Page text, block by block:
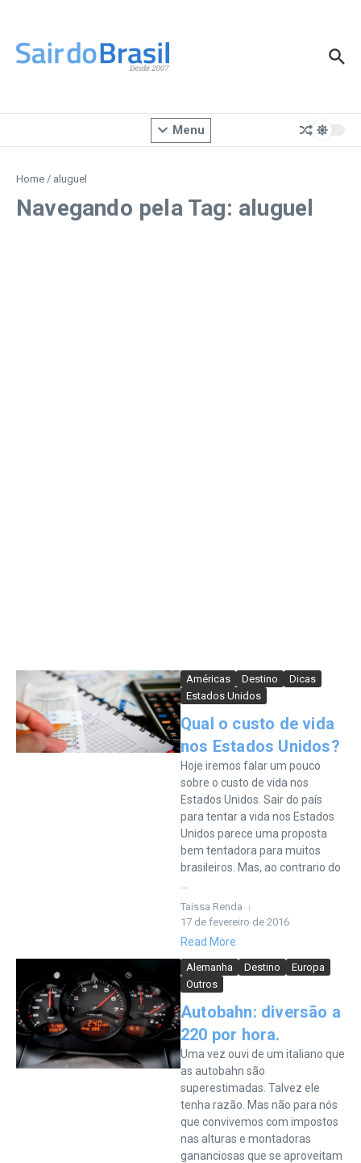
Menu
Home / aluguel
Navegando pela Tag: aluguel
Américas Destino
Dicas
Estados Unidos
Qual o custo de vida
nos Estados Unidos?
Hoje iremos falar um pouco
sobre o custo de vida nos
Estados Unidos. Sair do país
para tentar a vida nos Estados
Unidos parece uma proposta
bem tentadora para muitos
brasileiros. Mas, ao contrario do
Taissa Renda
17 de fevereiro de 2016
Read More
Alemanha Destino
Europa
Outros
Autobahn: diversão a
220 por hora.
Uma vez ouvi de um italiano que
as autobahn são
superestimadas. Talvez ele
tenha razão. Mas não para nós
que convivemos com impostos
nas alturas e montadoras
gananciosas que se aproveitam